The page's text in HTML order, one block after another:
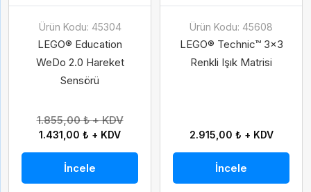
Ürün Kodu: 45304
LEGO® Education
WeDo 2.0 Hareket
Sensörü
1.855,00 ₺ + KDV
1.431,00 ₺ + KDV
İncele
Ürün Kodu: 45608
LEGO® Technic™ 3x3
Renkli Işık Matrisi
2.915,00 ₺ + KDV
İncele
Abone Ol
E-Posta
İsim Soy İsim